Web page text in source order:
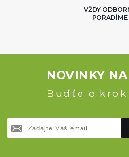
VŽDY
PORADÍME
NOVINKY
Buďťe o krok